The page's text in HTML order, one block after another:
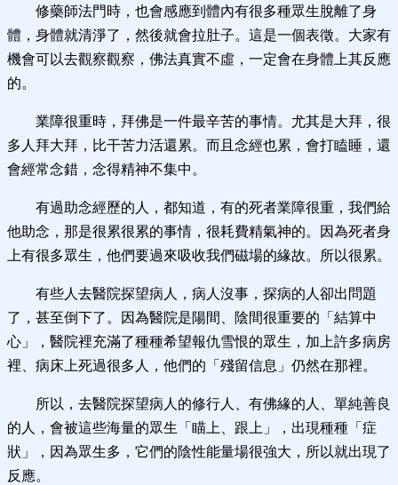
修藥師法門時，也會感應到體內有很多種眾生脫離了身
體，身體就清淨了，然後就會拉肚子。這是一個表徵。大家有
機會可以去觀察觀察，佛法真實不虛，一定會在身體上其反應
的。
業障很重時，拜佛是一件最辛苦的事情。尤其是大拜，很
多人拜大拜，比干苦力活還累。而且念經也累，會打瞌睡，還
會經常念錯，念得精神不集中。
有過助念經歷的人，都知道，有的死者業障很重，我們給
他助念，那是很累很累的事情，很耗費精氣神的。因為死者身
上有很多眾生，他們要過來吸收我們磁場的緣故。所以很累。
有些人去醫院探望病人，病人沒事，探病的人卻出問題
了，甚至倒下了。因為醫院是陽間、陰間很重要的「結算中
心」，醫院裡充滿了種種希望報仇雪恨的眾生，加上許多病房
裡、病床上死過很多人，他們的「殘留信息」仍然在那裡。
所以，去醫院探望病人的修行人、有佛緣的人、單純善良
的人，會被這些海量的眾生「瞄上、跟上」，出現種種「症
狀」，因為眾生多，它們的陰性能量場很強大，所以就出現了
反應。